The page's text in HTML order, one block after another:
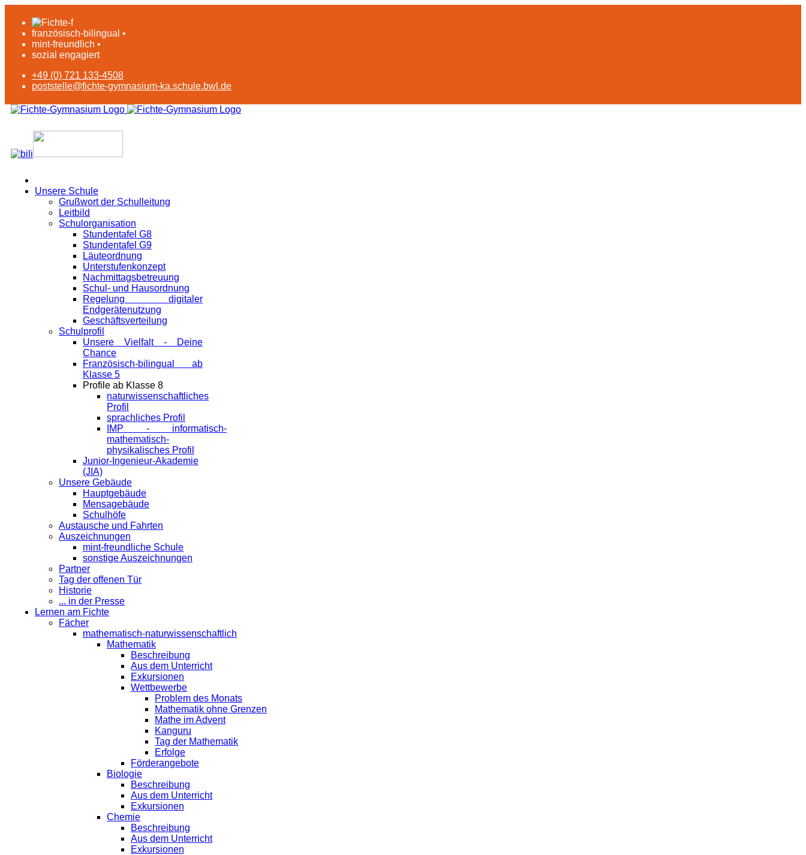
französisch-bilingual •
mint-freundlich •
sozial engagiert
+49 (0) 721 133-4508
poststelle@fichte-gymnasium-ka.schule.bwl.de
Unsere Schule
Grußwort der Schulleitung
Leitbild
Schulorganisation
Stundentafel G8
Stundentafel G9
Läuteordnung
Unterstufenkonzept
Nachmittagsbetreuung
Schul- und Hausordnung
Regelung digitaler
Endgeräte­nutzung
Geschäftsverteilung
Schulprofil
Unsere Vielfalt - Deine
Chance
Französisch-bilingual ab
Klasse 5
Profile ab Klasse 8
naturwissenschaftliches
Profil
sprachliches Profil
IMP - informatisch-
mathematisch-
physikalisches Profil
Junior-Ingenieur-Akademie
(JIA)
Unsere Gebäude
Hauptgebäude
Mensagebäude
Schulhöfe
Austausche und Fahrten
Auszeichnungen
mint-freundliche Schule
sonstige Auszeichnungen
Partner
Tag der offenen Tür
Historie
... in der Presse
Lernen am Fichte
Fächer
mathematisch-naturwissenschaftlich
Mathematik
Beschreibung
Aus dem Unterricht
Exkursionen
Wettbewerbe
Problem des Monats
Mathematik ohne Grenzen
Mathe im Advent
Kanguru
Tag der Mathematik
Erfolge
Förderangebote
Biologie
Beschreibung
Aus dem Unterricht
Exkursionen
Chemie
Beschreibung
Aus dem Unterricht
Exkursionen